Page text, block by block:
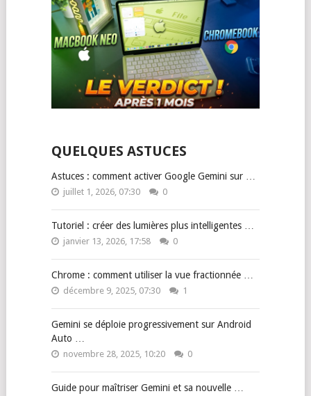
QUELQUES ASTUCES
Astuces : comment activer Google Gemini sur …
juillet 1, 2026, 07:30 0
Tutoriel : créer des lumières plus intelligentes …
janvier 13, 2026, 17:58 0
Chrome : comment utiliser la vue fractionnée …
décembre 9, 2025, 07:30 1
Gemini se déploie progressivement sur Android
Auto …
novembre 28, 2025, 10:20 0
Guide pour maîtriser Gemini et sa nouvelle …